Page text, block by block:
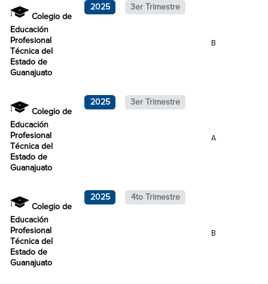
Colegio de
Educación
Profesional
Técnica del
Estado de
Guanajuato
2025 3er Trimestre
B
Colegio de
Educación
Profesional
Técnica del
Estado de
Guanajuato
2025 3er Trimestre
A
Colegio de
Educación
Profesional
Técnica del
Estado de
Guanajuato
2025 4to Trimestre
B